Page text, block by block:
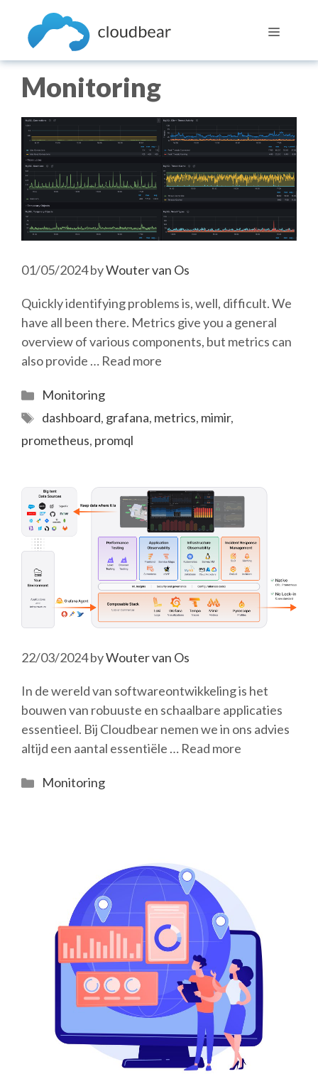
content
Menu
Monitoring
01/05/2024byWouter van Os
Quickly identifying problems is, well, difficult. We
have all been there. Metrics give you a general
overview of various components, but metrics can
also provide … Read more
Categories
Monitoring
Tags
dashboard, grafana, metrics, mimir,
prometheus, promql
22/03/2024byWouter van Os
In de wereld van softwareontwikkeling is het
bouwen van robuuste en schaalbare applicaties
essentieel. Bij Cloudbear nemen we in ons advies
altijd een aantal essentiële … Read more
Categories
Monitoring